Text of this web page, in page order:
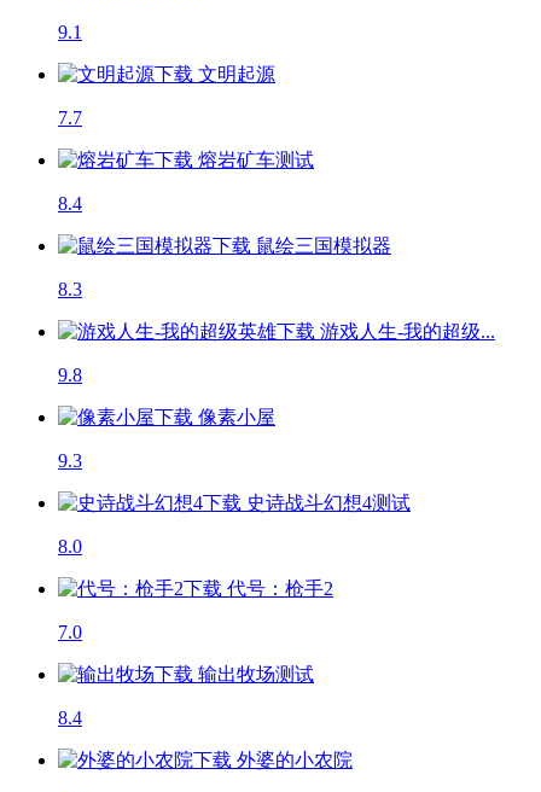
9.1
文明起源
7.7
熔岩矿车测试
8.4
鼠绘三国模拟器
8.3
游戏人生-我的超级...
9.8
像素小屋
9.3
史诗战斗幻想4测试
8.0
代号：枪手2
7.0
输出牧场测试
8.4
外婆的小农院